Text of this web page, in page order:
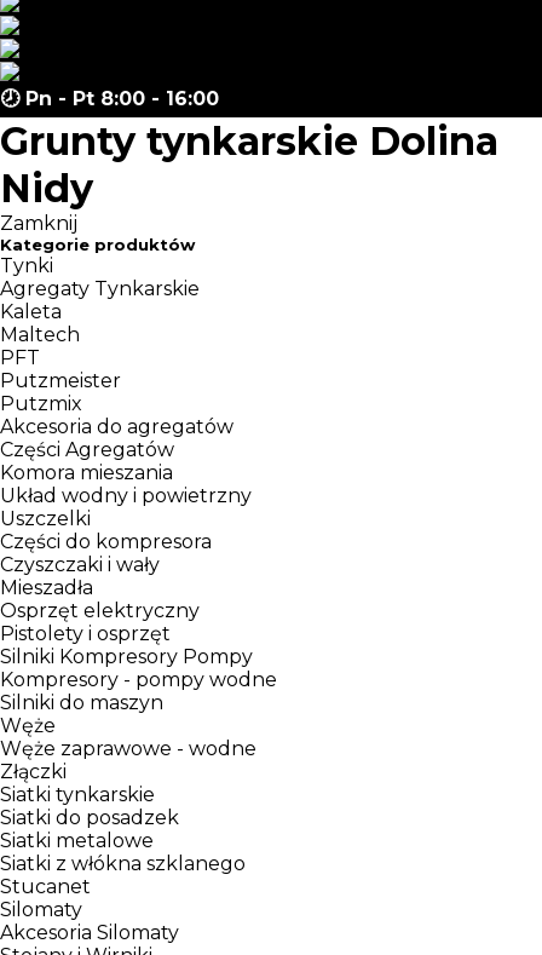
🕗 Pn - Pt 8:00 - 16:00
Grunty tynkarskie Dolina
Nidy
Zamknij
Kategorie produktów
Tynki
Agregaty Tynkarskie
Kaleta
Maltech
PFT
Putzmeister
Putzmix
Akcesoria do agregatów
Części Agregatów
Komora mieszania
Układ wodny i powietrzny
Uszczelki
Części do kompresora
Czyszczaki i wały
Mieszadła
Osprzęt elektryczny
Pistolety i osprzęt
Silniki Kompresory Pompy
Kompresory - pompy wodne
Silniki do maszyn
Węże
Węże zaprawowe - wodne
Złączki
Siatki tynkarskie
Siatki do posadzek
Siatki metalowe
Siatki z włókna szklanego
Stucanet
Silomaty
Akcesoria Silomaty